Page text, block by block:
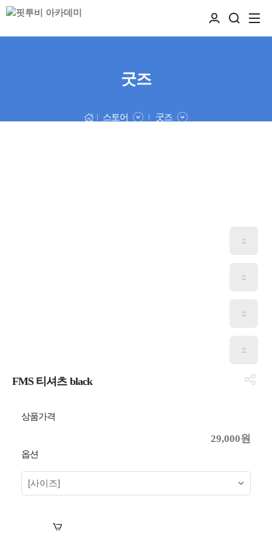
굿즈
스토어 굿즈
FMS 티셔츠 black
상품가격
29,000원
옵션